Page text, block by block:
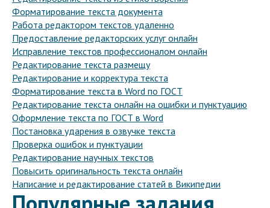
Форматирование текста документа
Работа редактором текстов удаленно
Предоставление редакторских услуг онлайн
Исправление текстов профессионалом онлайн
Редактирование текста размещу
Редактирование и корректура текста
Форматирование текста в Word по ГОСТ
Редактирование текста онлайн на ошибки и пунктуацию
Оформление текста по ГОСТ в Word
Постановка ударения в озвучке текста
Проверка ошибок и пунктуации
Редактирование научных текстов
Повысить оригинальность текста онлайн
Написание и редактирование статей в Википедии